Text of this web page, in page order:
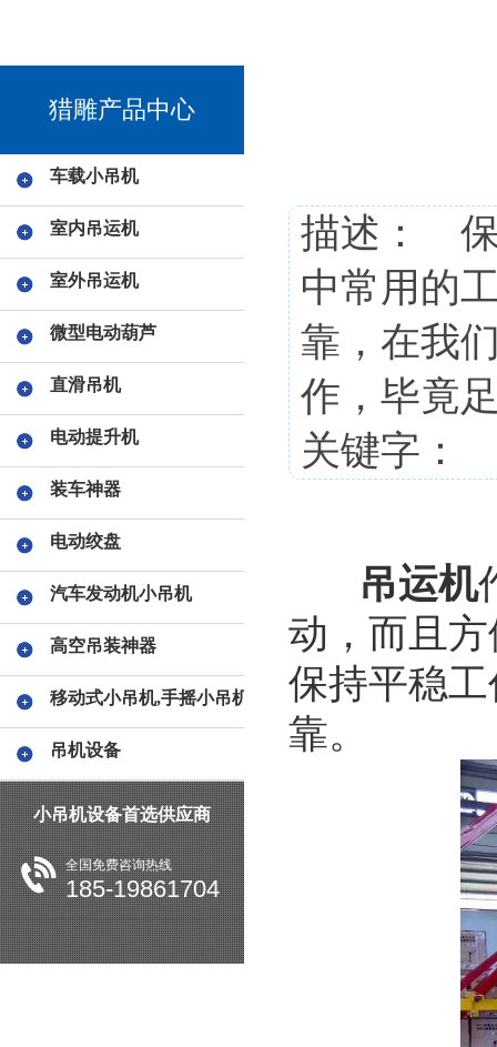
猎雕产品中心
车载小吊机
室内吊运机
室外吊运机
微型电动葫芦
直滑吊机
电动提升机
装车神器
电动绞盘
汽车发动机小吊机
高空吊装神器
移动式小吊机,手摇小吊机
吊机设备
小吊机设备首选供应商
全国免费咨询热线
185-19861704
描述： 保
中常用的
靠，在我
作，毕竟
关键字：
吊运机
动，而且
保持平稳
靠。